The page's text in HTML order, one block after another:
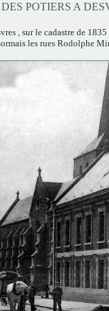
POTIERS A
, sur le cadastre de
les rues Rodolphe